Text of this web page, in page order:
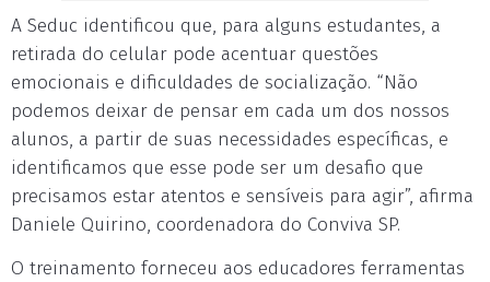
A Seduc identificou que, para alguns estudantes, a
retirada do celular pode acentuar questões
emocionais e dificuldades de socialização. “Não
podemos deixar de pensar em cada um dos nossos
alunos, a partir de suas necessidades específicas, e
identificamos que esse pode ser um desafio que
precisamos estar atentos e sensíveis para agir”, afirma
Daniele Quirino, coordenadora do Conviva SP.
O treinamento forneceu aos educadores ferramentas